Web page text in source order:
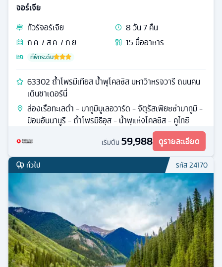
จอร์เจีย
ทัวร์จอร์เจีย 8วัน7คืน
ก.ค. / ส.ค. / ก.ย.
15 มื้ออาหาร
ที่พักระดับ
63302 ถ้ำโพรมีเทียส น้ำพุโคลซิส มหาวิาหรจวารี ถนนคน
เดินชาเดอร์นี่
ล่องเรือทะเลดำ - บาทูมิบูเลอวาร์ด - จัตุรัสเพียซซ่าบาทูมิ -
ป้อมอันนานูรี - ถ้ำโพรมีธีอุส - น้ำพุแห่งโคลซิส - คูไทซี
เริ่มต้น 59,988 ดูรายละเอียด
ทั่วไป รหัส24170